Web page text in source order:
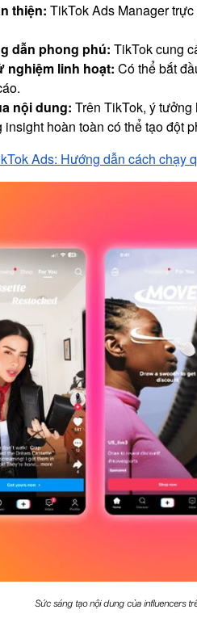
thiện: TikTok Ads Manager
dẫn phong phú: TikTok cung
nghiệm linh hoạt: Có thể bắt
nội dung: Trên TikTok, ý
insight hoàn toàn có thể tạo đột
Ads: Hướng dẫn cách chạy
Sức sáng tạo nội dung của influencers